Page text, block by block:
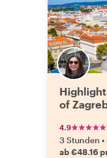
of
4.9
3 Stunden •
ab €48.16